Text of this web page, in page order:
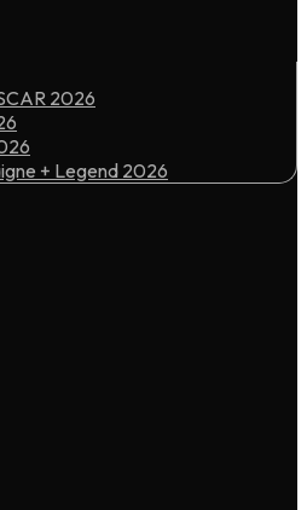
2026
+ Legend 2026